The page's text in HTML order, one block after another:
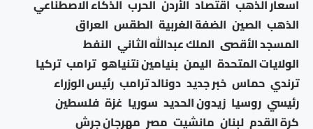
اسعار الذهب اقتصاد الأردن الحرب الذكاء الاصطناعي
الذهب الصين الضفة الغربية الطقس العراق
المسجد الأقصى الملك عبدالله الثاني النفط
الولايات المتحدة اليمن بنيامين نتنياهو ترامب تركيا
ترندي حماس خبر جديد دونالد ترامب رئيس الوزراء
رئيسي روسيا زيدون الحديد سوريا غزة فلسطين
كرة القدم لبنان مانشيت مصر مهرجان جرش